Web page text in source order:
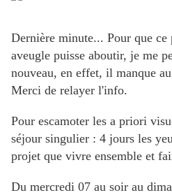
Dernière minute... Pour que ce
aveugle puisse aboutir, je me
nouveau, en effet, il manque
Merci de relayer l'info.
Pour escamoter les a priori
séjour singulier : 4 jours les
projet que vivre ensemble et
Du mercredi 07 au soir au